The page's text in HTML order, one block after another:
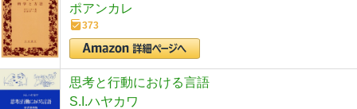
ポアンカレ
373
思考と行動における言語
S.I.ハヤカワ